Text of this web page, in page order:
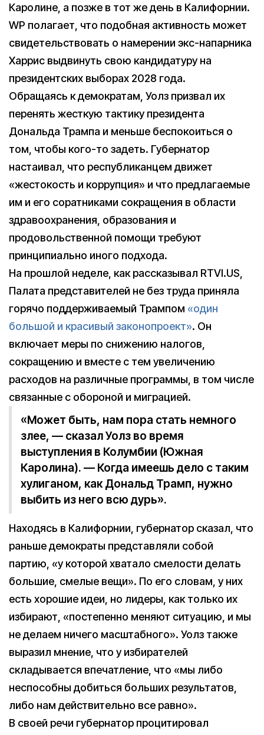
Каролине, а позже в тот же день в Калифорнии.
WP полагает, что подобная активность может
свидетельствовать о намерении экс-напарника
Харрис выдвинуть свою кандидатуру на
президентских выборах 2028 года.
Обращаясь к демократам, Уолз призвал их
перенять жесткую тактику президента
Дональда Трампа и меньше беспокоиться о
том, чтобы кого-то задеть. Губернатор
настаивал, что республиканцем движет
«жестокость и коррупция» и что предлагаемые
им и его соратниками сокращения в области
здравоохранения, образования и
продовольственной помощи требуют
принципиально иного подхода.
На прошлой неделе, как рассказывал RTVI.US,
Палата представителей не без труда приняла
горячо поддерживаемый Трампом «один
большой и красивый законопроект». Он
включает меры по снижению налогов,
сокращению и вместе с тем увеличению
расходов на различные программы, в том числе
связанные с обороной и миграцией.
«Может быть, нам пора стать немного
злее, — сказал Уолз во время
выступления в Колумбии (Южная
Каролина). — Когда имеешь дело с таким
хулиганом, как Дональд Трамп, нужно
выбить из него всю дурь».
Находясь в Калифорнии, губернатор сказал, что
раньше демократы представляли собой
партию, «у которой хватало смелости делать
большие, смелые вещи». По его словам, у них
есть хорошие идеи, но лидеры, как только их
избирают, «постепенно меняют ситуацию, и мы
не делаем ничего масштабного». Уолз также
выразил мнение, что у избирателей
складывается впечатление, что «мы либо
неспособны добиться больших результатов,
либо нам действительно все равно».
В своей речи губернатор процитировал